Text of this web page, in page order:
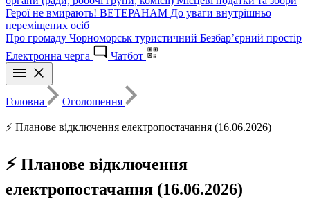
Герої не вмирають! ВЕТЕРАНАМ До уваги внутрішньо
переміщених осіб
Про громаду Чорноморськ туристичний Безбар’єрний простір
Електронна черга
Чатбот
Головна Оголошення
⚡ Планове відключення електропостачання (16.06.2026)
⚡ Планове відключення
електропостачання (16.06.2026)